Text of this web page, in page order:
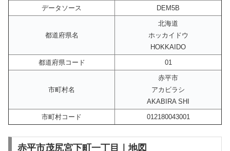
データソース
DEM5B
都道府県名
北海道
ホッカイドウ
HOKKAIDO
都道府県コード
01
市町村名
赤平市
アカビラシ
AKABIRA SHI
市町村コード
012180043001
赤平市茂尻宮下町一丁目｜地図